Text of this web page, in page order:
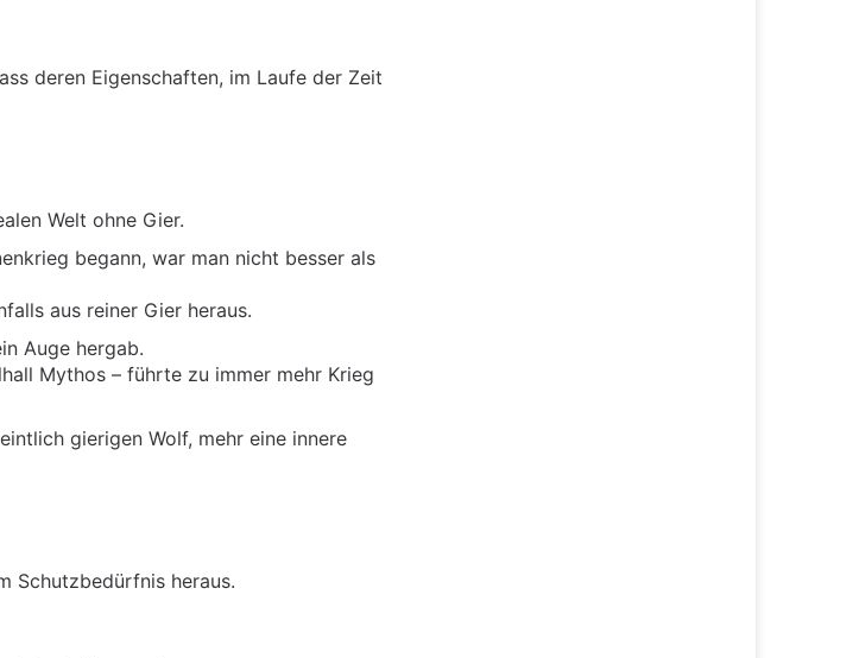
deren Eigenschaften, im Laufe der Zeit
Welt ohne Gier.
begann, war man nicht besser als
aus reiner Gier heraus.
Auge hergab.
Mythos – führte zu immer mehr Krieg
gierigen Wolf, mehr eine innere
Schutzbedürfnis heraus.